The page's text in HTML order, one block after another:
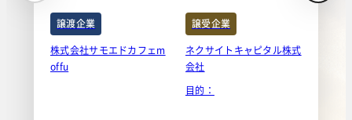
譲渡企業
譲受企業
株式会社サモエドカフェm
offu
ネクサイトキャピタル株式
会社
目的：